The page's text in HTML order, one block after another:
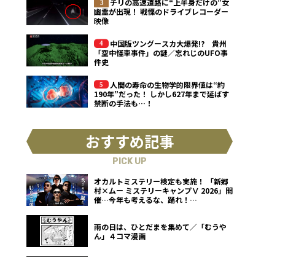
幽霊が出現！ 戦慄のドライブレコーダー
映像
中国版ツングースカ大爆発!? 貴州
「空中怪車事件」の謎／忘れじのUFO事
件史
人間の寿命の生物学的限界値は“約
190年”だった！ しかし627年まで延ばす
禁断の手法も…！
おすすめ記事
PICK UP
オカルトミステリー検定も実施！ 「新郷
村×ムー ミステリーキャンプⅤ 2026」開
催…今年も考えるな、踊れ！
雨の日は、ひとだまを集めて／「むうや
ん」４コマ漫画